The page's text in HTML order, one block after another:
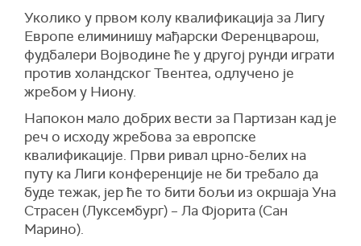
Уколико у првом колу квалификација за Лигу
Европе елиминишу мађарски Ференцварош,
фудбалери Војводине ће у другој рунди играти
против холандског Твентеа, одлучено је
жребом у Ниону.
Напокон мало добрих вести за Партизан кад је
реч о исходу жребова за европске
квалификације. Први ривал црно-белих на
путу ка Лиги конференције не би требало да
буде тежак, јер ће то бити бољи из окршаја Уна
Страсен (Луксембург) – Ла Фјорита (Сан
Марино).